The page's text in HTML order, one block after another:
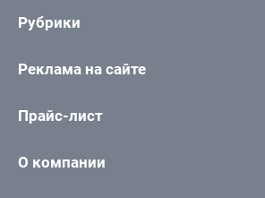
Рубрики
Реклама на сайте
Прайс-лист
О компании